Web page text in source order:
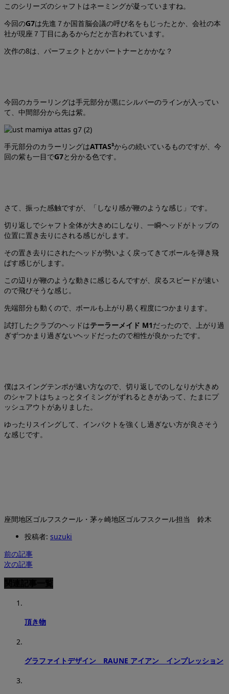
このシリーズのシャフトはネーミングが凝っていますね。
今回のG7は先進７か国首脳会議の呼び名をもじったとか、会社の本
社が現座７丁目にあるからだとか言われています。
次作の8は、パーフェクトとかパートナーとかかな？
今回のカラーリングは手元部分が黒にシルバーのラインが入ってい
て、中間部分から先は紫。
手元部分のカラーリングはATTAS³からの続いているものですが、今
回の紫も一目でG7と分かる色です。
さて、振った感触ですが、「しなり感が鞭のような感じ」です。
切り返しでシャフト全体が大きめにしなり、一瞬ヘッドがトップの
位置に置き去りにされる感じがします。
その置き去りにされたヘッドが勢いよく戻ってきてボールを弾き飛
ばす感じがします。
この辺りが鞭のような動きに感じるんですが、戻るスピードが速い
ので飛びそうな感じ。
先端部分も動くので、ボールも上がり易く程度につかまります。
試打したクラブのヘッドはテーラーメイド M1だったので、上がり過
ぎずつかまり過ぎないヘッドだったので相性が良かったです。
僕はスイングテンポが速い方なので、切り返しでのしなりが大きめ
のシャフトはちょっとタイミングがずれるときがあって、たまにプ
ッシュアウトがありました。
ゆったりスイングして、インパクトを強くし過ぎない方が良さそう
な感じです。
座間地区ゴルフスクール・茅ヶ崎地区ゴルフスクール担当 鈴木
投稿者: suzuki
前の記事
次の記事
頂き物
グラファイトデザイン RAUNE アイアン インプレッション